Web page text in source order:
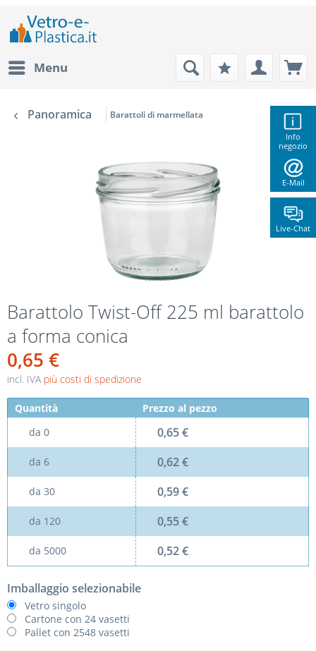
Info
negozio
E-Mail
Live-Chat
Menu
Panoramica Barattoli di marmellata
Barattolo Twist-Off 225 ml barattolo
a forma conica
0,65 €
incl. IVA più costi di spedizione
Quantità
Prezzo al pezzo
da 0 0,65 €
da 6 0,62 €
da 30 0,59 €
da 120 0,55 €
da 5000 0,52 €
Imballaggio selezionabile
Vetro singolo
Cartone con 24 vasetti
Pallet con 2548 vasetti